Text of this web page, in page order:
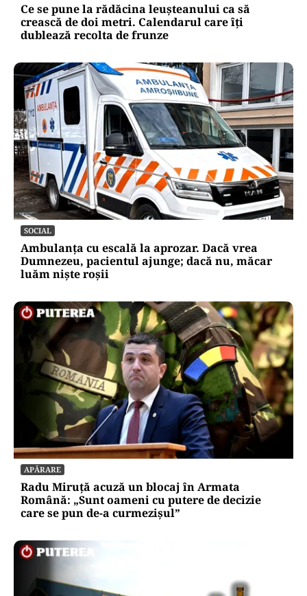
Ce se pune la rădăcina leușteanului ca să
crească de doi metri. Calendarul care îți
dublează recolta de frunze
SOCIAL
Ambulanța cu escală la aprozar. Dacă vrea
Dumnezeu, pacientul ajunge; dacă nu, măcar
luăm niște roșii
APĂRARE
Radu Miruță acuză un blocaj în Armata
Română: „Sunt oameni cu putere de decizie
care se pun de-a curmezișul”